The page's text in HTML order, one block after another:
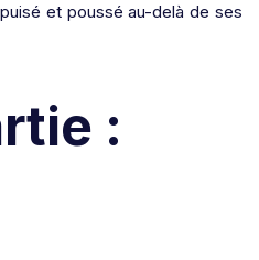
et poussé au-delà de ses
: